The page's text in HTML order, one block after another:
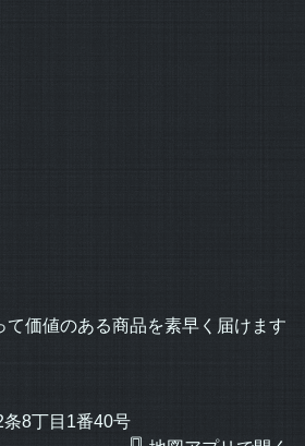
て価値のある商品を素早く届けます
8丁目1番40号